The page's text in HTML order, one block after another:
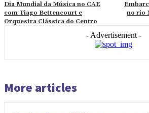
Dia Mundial da Música no CAE
com Tiago Bettencourt e
Orquestra Clássica do Centro
no rio
- Advertisement -
More articles